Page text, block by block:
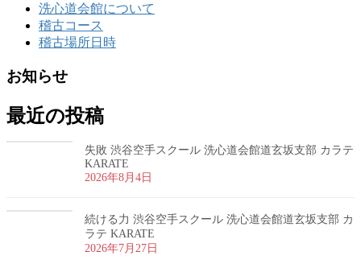
洗心道会館について
稽古コース
稽古場所日時
お知らせ
最近の投稿
失敗 渋谷空手スクール 洗心道会館道玄坂支部 カラテ
KARATE
2026年8月4日
続ける力 渋谷空手スクール 洗心道会館道玄坂支部 カ
ラテ KARATE
2026年7月27日